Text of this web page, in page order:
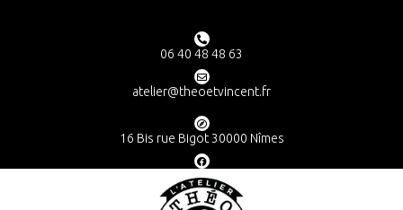
06 40 48 48 63
atelier@theoetvincent.fr
16 Bis rue Bigot 30000 Nîmes